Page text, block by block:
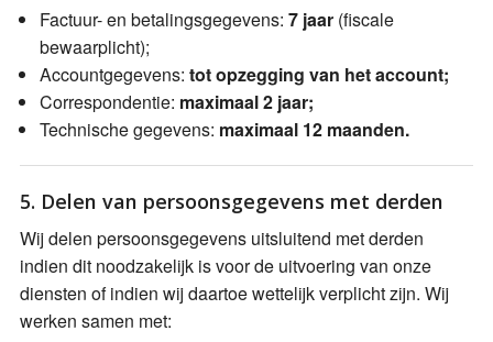
Factuur- en betalingsgegevens: 7 jaar(fiscale
bewaarplicht);
Accountgegevens: tot opzegging van het account;
Correspondentie: maximaal 2 jaar;
Technische gegevens: maximaal 12 maanden.
5. Delen van persoonsgegevens met derden
Wij delen persoonsgegevens uitsluitend met derden
indien dit noodzakelijk is voor de uitvoering van onze
diensten of indien wij daartoe wettelijk verplicht zijn. Wij
werken samen met: